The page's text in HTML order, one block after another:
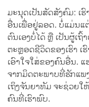
ມະນຸດເປັນສັດສັງຄົມ: ເ
ອື່ນເພື່ອຢູ່ລອດ. ບໍ່ແມ່ນແ
ຕົນເອງບໍ່ໄດ້ ຫຼື ເປັນຜູ້ເ
ຕະຫຼອດຊີວິດຂອງເຮົາ ເ
ເອົາໃຈໃສ່ຂອງຄົນອື່ນ.
ຈາກມິດຕະພາບທີ່ຮັກແພ
ເຖິງຈັນຍາທັມ ຈະຊ່ວຍ
ຄົນທີ່ເຮົາພົບ.